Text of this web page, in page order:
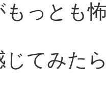
もっとも
じてみた